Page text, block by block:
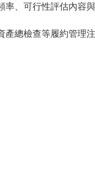
、可行性評估內容
總檢查等履約管理注